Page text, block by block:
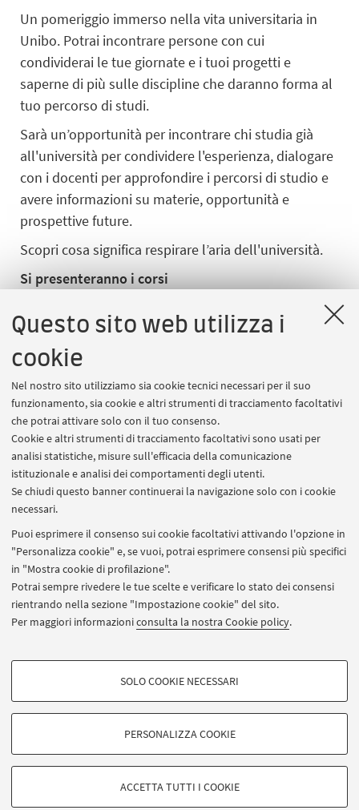
Questo sito web utilizza i
cookie
Nel nostro sito utilizziamo sia cookie tecnici necessari per il suo
funzionamento, sia cookie e altri strumenti di tracciamento facoltativi
che potrai attivare solo con il tuo consenso.
Cookie e altri strumenti di tracciamento facoltativi sono usati per
analisi statistiche, misure sull'efficacia della comunicazione
istituzionale e analisi dei comportamenti degli utenti.
Se chiudi questo banner continuerai la navigazione solo con i cookie
necessari.
Puoi esprimere il consenso sui cookie facoltativi attivando l'opzione in
"Personalizza cookie" e, se vuoi, potrai esprimere consensi più specifici
in "Mostra cookie di profilazione".
Potrai sempre rivedere le tue scelte e verificare lo stato dei consensi
rientrando nella sezione "Impostazione cookie" del sito.
Per maggiori informazioniconsulta la nostra Cookie policy.
COOKIE DI PROFILAZIONE - FACOLTATIVI
COOKIE TECNICI - NECESSARI
SOLO COOKIE NECESSARI
PERSONALIZZA COOKIE
ACCETTA TUTTI I COOKIE
Un pomeriggio immerso nella vita universitaria in
Unibo. Potrai incontrare persone con cui
condividerai le tue giornate e i tuoi progetti e
saperne di più sulle discipline che daranno forma al
tuo percorso di studi.
Sarà un’opportunità per incontrare chi studia già
all'università per condividere l'esperienza, dialogare
con i docenti per approfondire i percorsi di studio e
avere informazioni su materie, opportunità e
prospettive future.
Scopri cosa significa respirare l’aria dell'università.
Si presenteranno i corsi
Informatica
Informatica per il management
Matematica
Scienza dei materiali
Scienze ambientali
Scienze biologiche
Scienze geologiche
Scienze naturali
Programma
15:00 - 15:50 Presentazione corsi
15:00 - 16:00 trasferimento in gruppo nelle varie
16:00 - 18:00 Attività laboratoriali
un solo laboratorio
Via Zamboni, 33 - 40126 Bologna - Partita IVA: 01131710376
Privacy|Note legali|Impostazioni Cookie